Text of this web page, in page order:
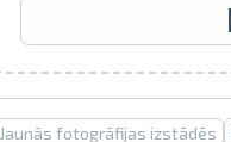
Jaunās fotogrāfijas izstādēs